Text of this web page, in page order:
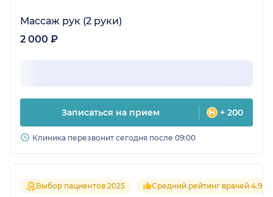
Массаж рук (2 руки)
2 000 ₽
Записаться на прием + 200
Клиника перезвонит сегодня после 09:00
Выбор пациентов 2025 Средний рейтинг врачей 4.9